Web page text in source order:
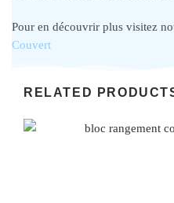
Pour en découvrir plus visitez
Couvert
RELATED